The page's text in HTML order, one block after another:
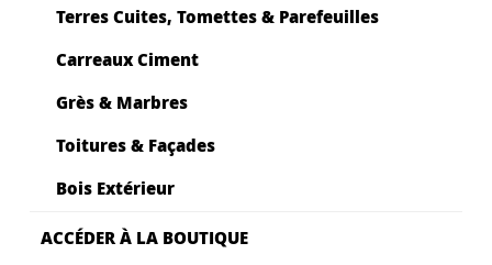
Terres Cuites, Tomettes & Parefeuilles
Carreaux Ciment
Grès & Marbres
Toitures & Façades
Bois Extérieur
ACCÉDER À LA BOUTIQUE